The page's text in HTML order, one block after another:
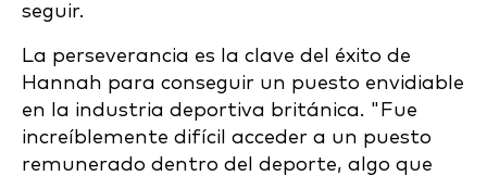
seguir.
La perseverancia es la clave del éxito de
Hannah para conseguir un puesto envidiable
en la industria deportiva británica. "Fue
increíblemente difícil acceder a un puesto
remunerado dentro del deporte, algo que